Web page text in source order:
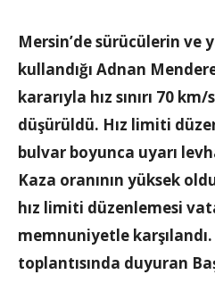
Mersin’de sürücülerin ve
kullandığı Adnan
kararıyla hız sınırı 70
düşürüldü. Hız limiti
bulvar boyunca uyarı
Kaza oranının yüksek
hız limiti düzenlemesi
memnuniyetle
toplantısında duyuran